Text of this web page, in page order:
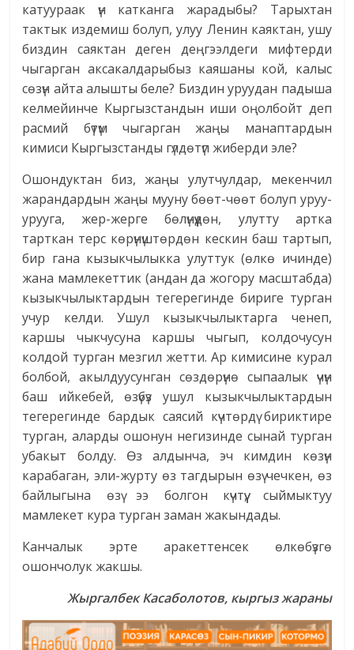
катуураак үн катканга жарадыбы? Тарыхтан
тактык издемиш болуп, улуу Ленин каяктан, ушу
биздин саяктан деген деңгээлдеги мифтерди
чыгарган аксакалдарыбыз каяшаны кой, калыс
сөзүн айта алышты беле? Биздин уруудан падыша
келмейинче Кыргызстандын иши оңолбойт деп
расмий бүтүм чыгарган жаңы манаптардын
кимиси Кыргызстанды гүлдөтүп жиберди эле?
Ошондуктан биз, жаңы улутчулдар, мекенчил
жарандардын жаңы мууну бөөт-чөөт болуп уруу-
урууга, жер-жерге бөлүнүүдөн, улутту артка
тарткан терс көрүнүштөрдөн кескин баш тартып,
бир гана кызыкчылыкка улуттук (өлкө ичинде)
жана мамлекеттик (андан да жогору масштабда)
кызыкчылыктардын тегерегинде бириге турган
учур келди. Ушул кызыкчылыктарга ченеп,
каршы чыкчусуна каршы чыгып, колдочусун
колдой турган мезгил жетти. Ар кимисине курал
болбой, акылдуусунган сөздөрүнө сыпаалык үчүн
баш ийкебей, өзүбүз ушул кызыкчылыктардын
тегерегинде бардык саясий күчтөрдү бириктире
турган, аларды ошонун негизинде сынай турган
убакыт болду. Өз алдынча, эч кимдин көзүн
карабаган, эли-журту өз тагдырын өзү чечкен, өз
байлыгына өзү ээ болгон күчтүү, сыймыктуу
мамлекет кура турган заман жакындады.
Канчалык эрте аракеттенсек өлкөбүзгө
ошончолук жакшы.
Жыргалбек Касаболотов, кыргыз жараны